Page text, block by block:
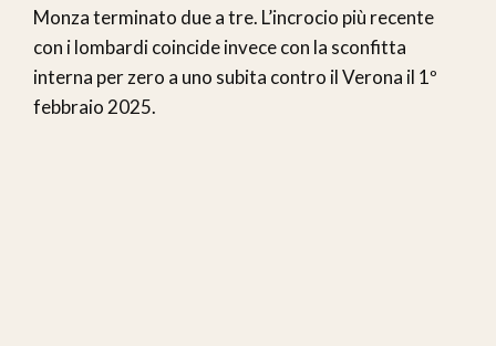
Monza terminato due a tre. L’incrocio più recente
con i lombardi coincide invece con la sconfitta
interna per zero a uno subita contro il Verona il 1º
febbraio 2025.